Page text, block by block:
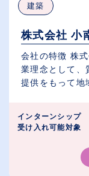
建築
株式会社 小
会社の特徴 株
業理念として、
提供をもって地
インターンシップ
受け入れ可能対象